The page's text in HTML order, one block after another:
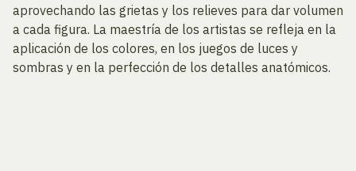
aprovechando las grietas y los relieves para dar volumen
a cada figura. La maestría de los artistas se refleja en la
aplicación de los colores, en los juegos de luces y
sombras y en la perfección de los detalles anatómicos.